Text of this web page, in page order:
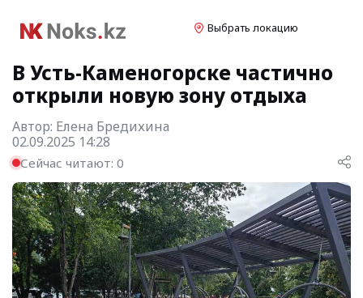
Выбрать локацию
В Усть-Каменогорске частично
открыли новую зону отдыха
Автор: Елена Бредихина
02.09.2025 14:28
Сейчас читают: 0